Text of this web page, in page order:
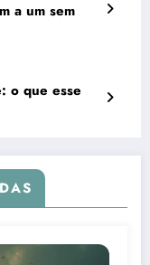
a um sem
o que esse